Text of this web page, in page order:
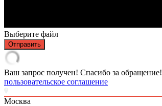
Выберите файл
Отправить
Ваш запрос получен! Спасибо за обращение!
пользовательское соглашение
Москва